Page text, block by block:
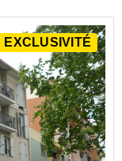
EXCLUSIVITÉ